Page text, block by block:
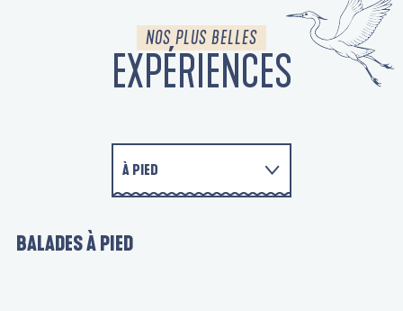
NOS PLUS BELLES
EXPÉRIENCES
À PIED
BALADES À PIED